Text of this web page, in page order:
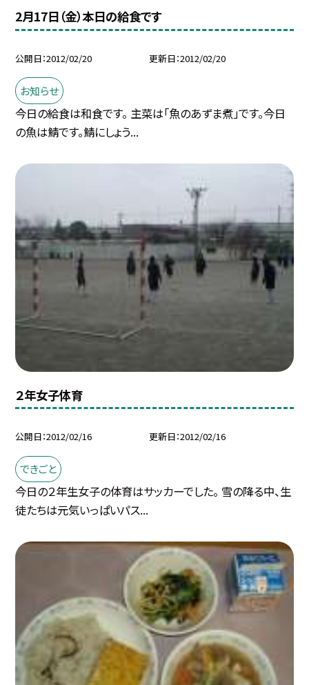
2月17日（金）本日の給食です
公開日 2012/02/20 更新日 2012/02/20
お知らせ
今日の給食は和食です。 主菜は「魚のあずま煮」です。今日
の魚は鯖です。鯖にしょう...
２年女子体育
公開日 2012/02/16 更新日 2012/02/16
できごと
今日の２年生女子の体育はサッカーでした。 雪の降る中、生
徒たちは元気いっぱいパス...